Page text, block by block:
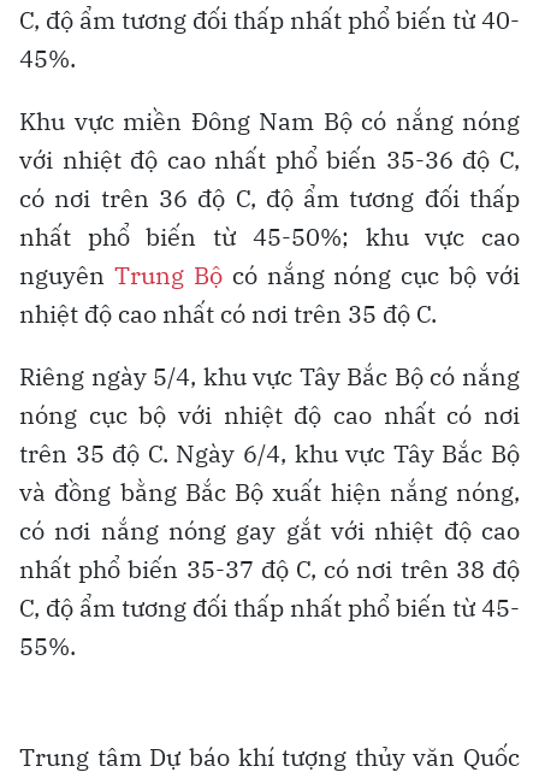
C, độ ẩm tương đối thấp nhất phổ biến từ 40-
45%.
Khu vực miền Đông Nam Bộ có nắng nóng
với nhiệt độ cao nhất phổ biến 35-36 độ C,
có nơi trên 36 độ C, độ ẩm tương đối thấp
nhất phổ biến từ 45-50%; khu vực cao
nguyên Trung Bộcó nắng nóng cục bộ với
nhiệt độ cao nhất có nơi trên 35 độ C.
Riêng ngày 5/4, khu vực Tây Bắc Bộ có nắng
nóng cục bộ với nhiệt độ cao nhất có nơi
trên 35 độ C. Ngày 6/4, khu vực Tây Bắc Bộ
và đồng bằng Bắc Bộ xuất hiện nắng nóng,
có nơi nắng nóng gay gắt với nhiệt độ cao
nhất phổ biến 35-37 độ C, có nơi trên 38 độ
C, độ ẩm tương đối thấp nhất phổ biến từ 45-
55%.
Trung tâm Dự báo khí tượng thủy văn Quốc